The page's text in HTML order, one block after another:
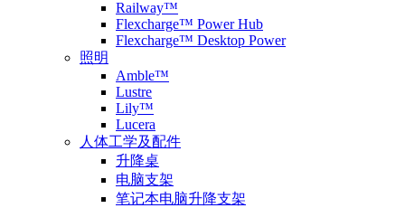
Railway™
Flexcharge™ Power Hub
Flexcharge™ Desktop Power
照明
Amble™
Lustre
Lily™
Lucera
人体工学及配件
升降桌
电脑支架
笔记本电脑升降支架